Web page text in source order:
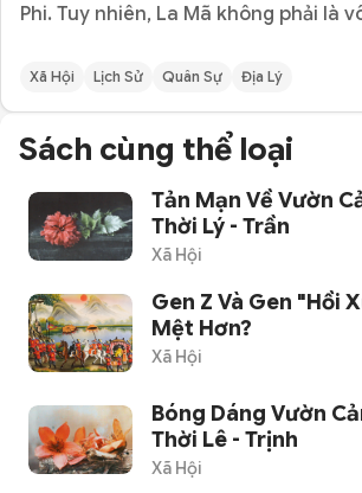
Phi. Tuy nhiên, La Mã không phải là
Xã Hội Lịch Sử Quân Sự Địa Lý
Sách cùng thể loại
Tản Mạn Về Vườn
Thời Lý - Trần
Xã Hội
Gen Z Và Gen "hồi
Mệt Hơn?
Xã Hội
Bóng Dáng Vườn
Thời Lê - Trịnh
Xã Hội